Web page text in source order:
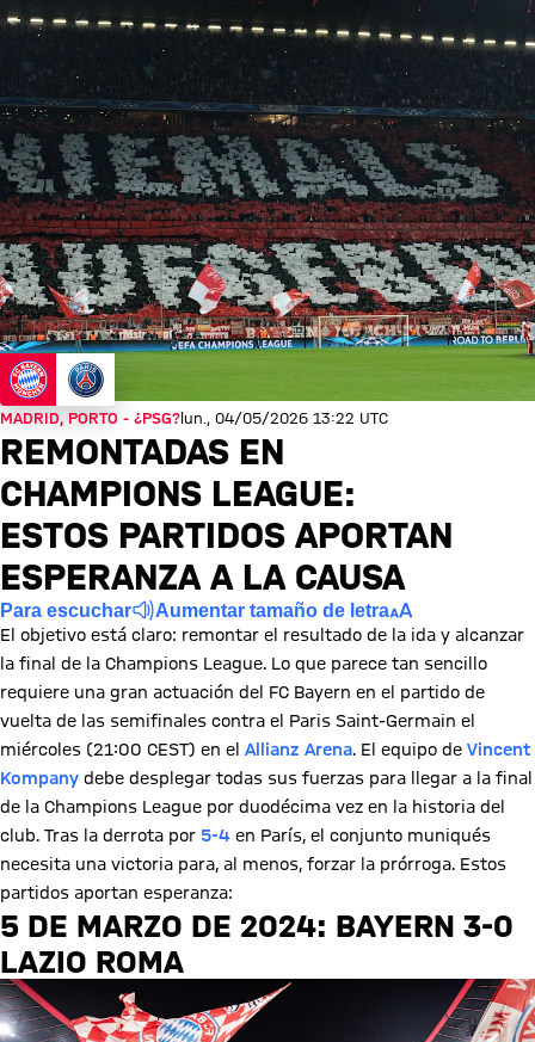
MADRID, PORTO - ¿PSG? lun., 04/05/2026 13:22 UTC
REMONTADAS EN
CHAMPIONS LEAGUE:
ESTOS PARTIDOS APORTAN
ESPERANZA A LA CAUSA
Para escuchar Aumentar tamaño de letra
El objetivo está claro: remontar el resultado de la ida y alcanzar
la final de la Champions League. Lo que parece tan sencillo
requiere una gran actuación del FC Bayern en el partido de
vuelta de las semifinales contra el Paris Saint-Germain el
miércoles (21:00 CEST) en el Allianz Arena. El equipo de Vincent
Kompany debe desplegar todas sus fuerzas para llegar a la final
de la Champions League por duodécima vez en la historia del
club. Tras la derrota por 5-4 en París, el conjunto muniqués
necesita una victoria para, al menos, forzar la prórroga. Estos
partidos aportan esperanza:
5 DE MARZO DE 2024: BAYERN 3-0
LAZIO ROMA